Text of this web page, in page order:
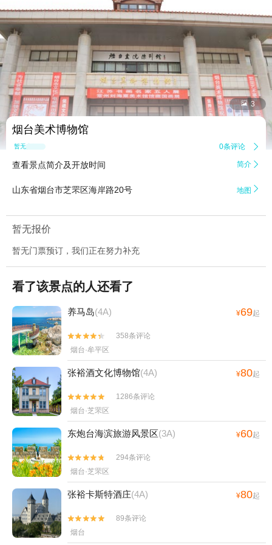
 3
烟台美术博物馆
暂无点评 0条评论 
查看景点简介及开放时间 简介 
山东省烟台市芝罘区海岸路20号 地图 
暂无报价
暂无门票预订，我们正在努力补充
看了该景点的人还看了
养马岛(4A) ¥69起


358条评论
烟台·牟平区
张裕酒文化博物馆(4A) ¥80起


1286条评论
烟台·芝罘区
东炮台海滨旅游风景区(3A) ¥60起


294条评论
烟台·芝罘区
张裕卡斯特酒庄(4A) ¥80起


89条评论
烟台
